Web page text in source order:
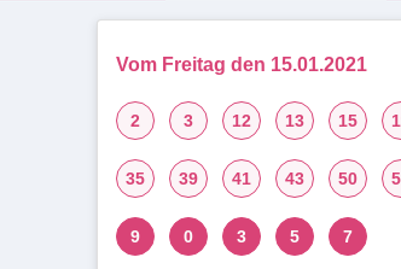
REGELN
Vom Freitag den 15.01.2021
2 3 12 13 15
35 39 41 43 50
9 0 3 5 7